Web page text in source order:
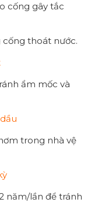
cống gây tắc
cống thoát nước.
ẩm mốc và
trong nhà vệ
năm/lần để tránh